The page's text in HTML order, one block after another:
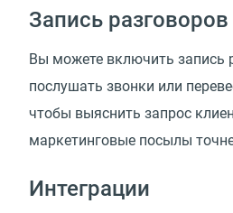
Запись разговоров
Вы можете включить запись
послушать звонки или
чтобы выяснить запрос
маркетинговые посылы
Интеграции